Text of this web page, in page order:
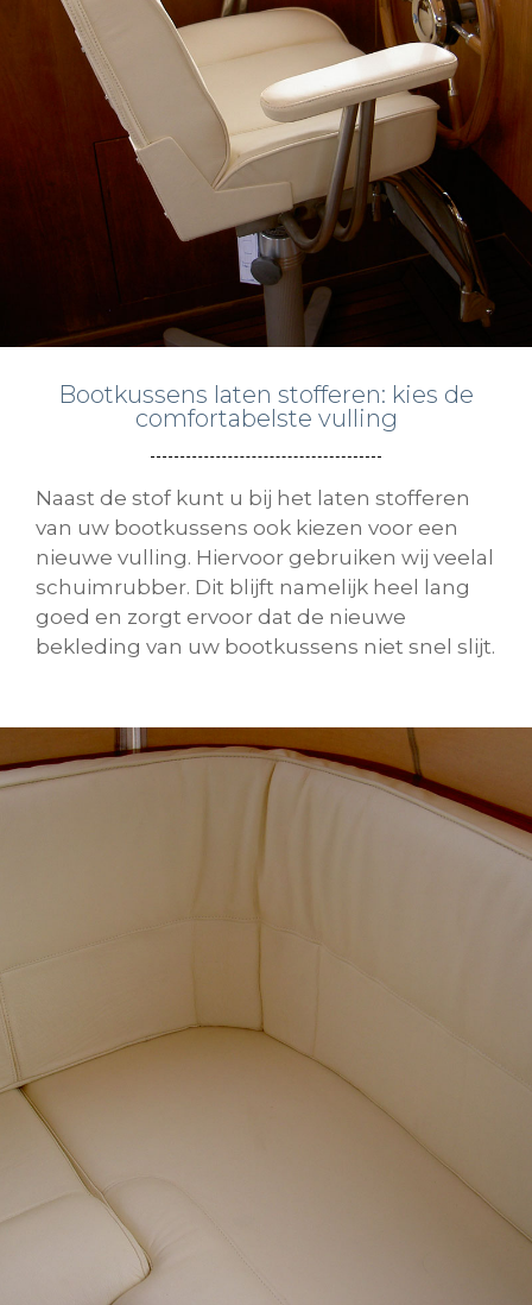
Bootkussens laten stofferen: kies de
comfortabelste vulling
Naast de stof kunt u bij het laten stofferen
van uw bootkussens ook kiezen voor een
nieuwe vulling. Hiervoor gebruiken wij veelal
schuimrubber. Dit blijft namelijk heel lang
goed en zorgt ervoor dat de nieuwe
bekleding van uw bootkussens niet snel slijt.